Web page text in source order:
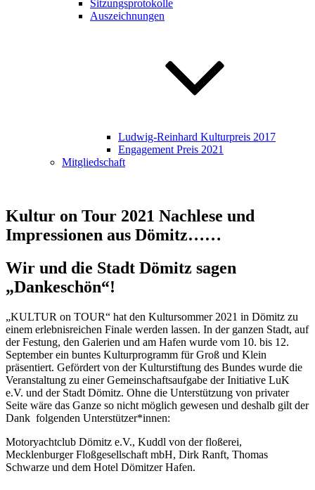
Sitzungsprotokolle
Auszeichnungen
Ludwig-Reinhard Kulturpreis 2017
Engagement Preis 2021
Mitgliedschaft
Kultur on Tour 2021 Nachlese und
Impressionen aus Dömitz……
Wir und die Stadt Dömitz sagen
„Dankeschön“!
„KULTUR on TOUR“ hat den Kultursommer 2021 in Dömitz zu
einem erlebnisreichen Finale werden lassen. In der ganzen Stadt, auf
der Festung, den Galerien und am Hafen wurde vom 10. bis 12.
September ein buntes Kulturprogramm für Groß und Klein
präsentiert. Gefördert von der Kulturstiftung des Bundes wurde die
Veranstaltung zu einer Gemeinschaftsaufgabe der Initiative LuK
e.V. und der Stadt Dömitz. Ohne die Unterstützung von privater
Seite wäre das Ganze so nicht möglich gewesen und deshalb gilt der
Dank folgenden Unterstützer*innen:
Motoryachtclub Dömitz e.V., Kuddl von der floßerei,
Mecklenburger Floßgesellschaft mbH, Dirk Ranft, Thomas
Schwarze und dem Hotel Dömitzer Hafen.